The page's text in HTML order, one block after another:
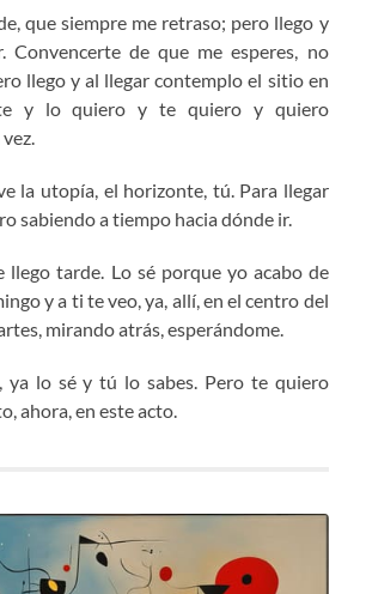
que siempre me retraso; pero llego y
Convencerte de que me esperes, no
llego y al llegar contemplo el sitio en
y lo quiero y te quiero y quiero
la utopía, el horizonte, tú. Para llegar
sabiendo a tiempo hacia dónde ir.
llego tarde. Lo sé porque yo acabo de
y a ti te veo, ya, allí, en el centro del
mirando atrás, esperándome.
ya lo sé y tú lo sabes. Pero te quiero
ahora, en este acto.